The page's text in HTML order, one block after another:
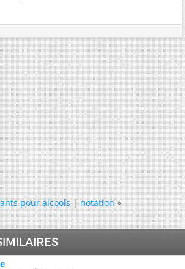
pour alcools|notation »